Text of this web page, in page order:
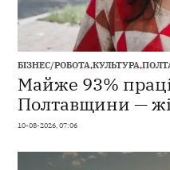
БІЗНЕС/РОБОТА,КУЛЬТУРА,
Майже 93%
Полтавщини —
10-08-2026, 07:06